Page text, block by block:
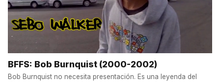
BFFS: Bob Burnquist (2000-2002)
Bob Burnquist no necesita presentación. Es una leyenda del